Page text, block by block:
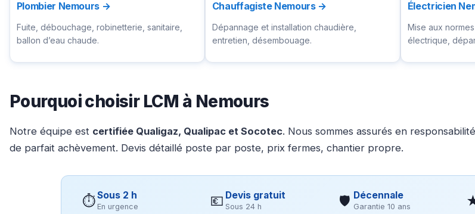
Plombier Nemours →
Fuite, débouchage, robinetterie, sanitaire,
ballon d’eau chaude.
Chauffagiste Nemours →
Dépannage et installation chaudière,
entretien, désembouage.
Électricien
Mise aux
électrique,
Pourquoi choisir LCM à Nemours
Notre équipe est certifiée Qualigaz, Qualipac et Socotec. Nous sommes assurés en
de parfait achèvement. Devis détaillé poste par poste, prix fermes, chantier propre.
⏱Sous 2 h
En urgence 💶 Devis gratuit
Sous 24 h 🛡 Décennale
Garantie 10 ans